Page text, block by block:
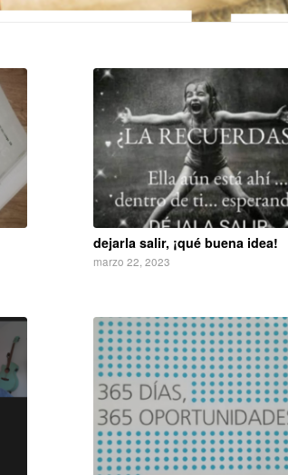
dejarla salir, ¡qué buena idea!
marzo 22, 2023